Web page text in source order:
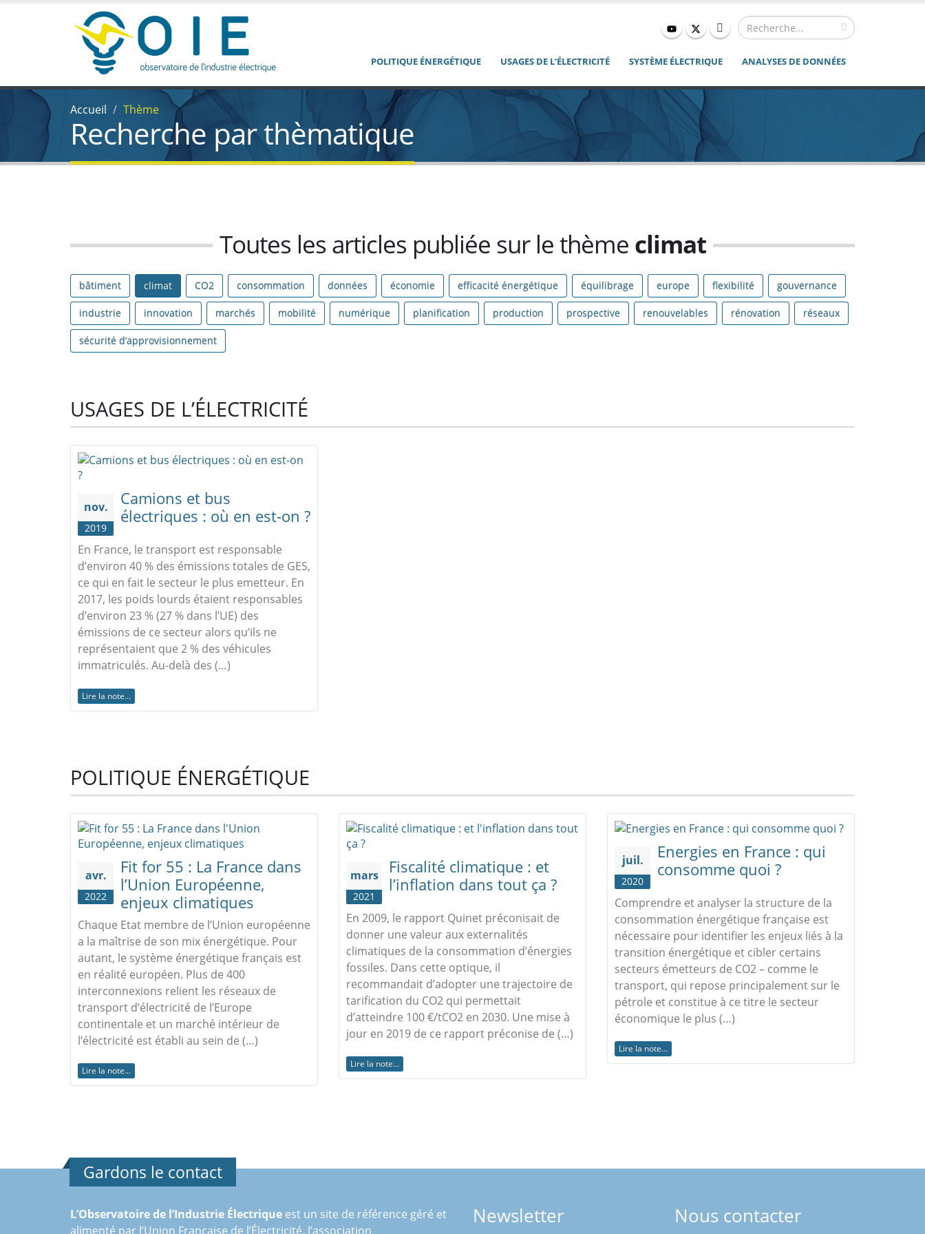
POLITIQUE ÉNERGÉTIQUE USAGES DE L’ÉLECTRICITÉ SYSTÈME ÉLECTRIQUE ANALYSES DE DONNÉES
Accueil Thème
Recherche par thèmatique
Toutes les articles publiée sur le thème climat
bâtiment climat CO2 consommation données économie efficacité énergétique équilibrage europe flexibilité gouvernance
industrie innovation marchés mobilité numérique planification production prospective renouvelables rénovation réseaux
sécurité d’approvisionnement
USAGES DE L’ÉLECTRICITÉ
nov.
2019
Camions et bus
électriques : où en est-on ?
En France, le transport est responsable
d’environ 40 % des émissions totales de GES,
ce qui en fait le secteur le plus emetteur. En
2017, les poids lourds étaient responsables
d’environ 23 % (27 % dans l’UE) des
émissions de ce secteur alors qu’ils ne
représentaient que 2 % des véhicules
immatriculés. Au-delà des (…)
Lire la note...
POLITIQUE ÉNERGÉTIQUE
avr.
2022
Fit for 55 : La France dans
l’Union Européenne,
enjeux climatiques
Chaque Etat membre de l’Union européenne
a la maîtrise de son mix énergétique. Pour
autant, le système énergétique français est
en réalité européen. Plus de 400
interconnexions relient les réseaux de
transport d’électricité de l’Europe
continentale et un marché intérieur de
l’électricité est établi au sein de (…)
Lire la note...
mars
2021
Fiscalité climatique : et
l’inflation dans tout ça ?
En 2009, le rapport Quinet préconisait de
donner une valeur aux externalités
climatiques de la consommation d’énergies
fossiles. Dans cette optique, il
recommandait d’adopter une trajectoire de
tarification du CO2 qui permettait
d’atteindre 100 €/tCO2 en 2030. Une mise à
jour en 2019 de ce rapport préconise de (…)
Lire la note...
juil.
2020
Energies en France : qui
consomme quoi ?
Comprendre et analyser la structure de la
consommation énergétique française est
nécessaire pour identifier les enjeux liés à la
transition énergétique et cibler certains
secteurs émetteurs de CO2 – comme le
transport, qui repose principalement sur le
pétrole et constitue à ce titre le secteur
économique le plus (…)
Lire la note...
Gardons le contact
L’Observatoire de l’Industrie Électrique est un site de référence géré et
alimenté par l’Union Française de l’Électricité, l’association
Newsletter Nous contacter